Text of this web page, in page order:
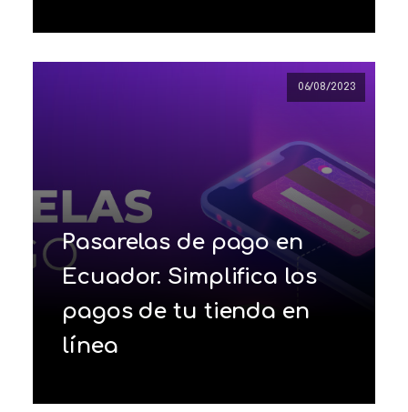
06/08/2023
Pasarelas de pago en
Ecuador. Simplifica los
pagos de tu tienda en
línea